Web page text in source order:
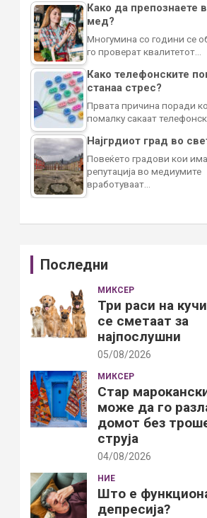
Како да препознаете
мед?
Многумина со години се
го проверат квалитетот…
Како телефонските
станаа стрес?
Првата причина поради
помалку сакаат
Најгрдиот град во
Повеќето градови кои
репутација во медиумите
вработуваат…
Последни
МИКСЕР
Три раси на
се сметаат за
најпослушни
05/08/2026
МИКСЕР
Стар
може да го
домот без
струја
04/08/2026
НИЕ
Што е
депресија?